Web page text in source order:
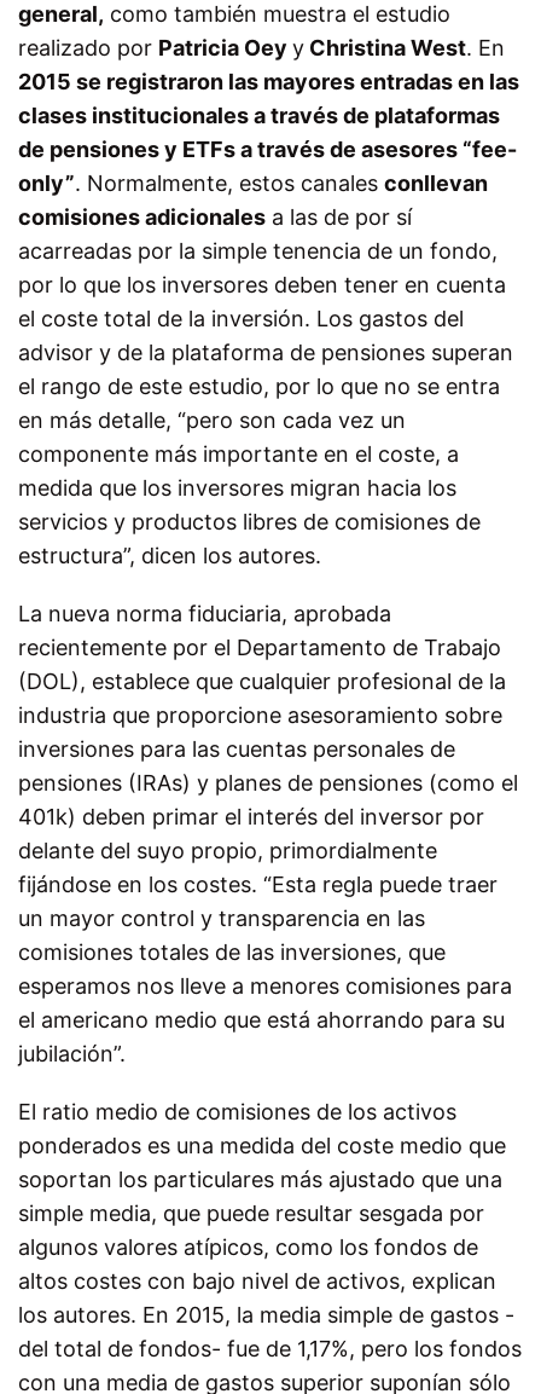
general, como también muestra el estudio
realizado por Patricia Oey y Christina West. En
2015 se registraron las mayores entradas en las
clases institucionales a través de plataformas
de pensiones y ETFs a través de asesores “fee-
only”. Normalmente, estos canales conllevan
comisiones adicionales a las de por sí
acarreadas por la simple tenencia de un fondo,
por lo que los inversores deben tener en cuenta
el coste total de la inversión. Los gastos del
advisor y de la plataforma de pensiones superan
el rango de este estudio, por lo que no se entra
en más detalle, “pero son cada vez un
componente más importante en el coste, a
medida que los inversores migran hacia los
servicios y productos libres de comisiones de
estructura”, dicen los autores.
La nueva norma fiduciaria, aprobada
recientemente por el Departamento de Trabajo
(DOL), establece que cualquier profesional de la
industria que proporcione asesoramiento sobre
inversiones para las cuentas personales de
pensiones (IRAs) y planes de pensiones (como el
401k) deben primar el interés del inversor por
delante del suyo propio, primordialmente
fijándose en los costes. “Esta regla puede traer
un mayor control y transparencia en las
comisiones totales de las inversiones, que
esperamos nos lleve a menores comisiones para
el americano medio que está ahorrando para su
jubilación”.
El ratio medio de comisiones de los activos
ponderados es una medida del coste medio que
soportan los particulares más ajustado que una
simple media, que puede resultar sesgada por
algunos valores atípicos, como los fondos de
altos costes con bajo nivel de activos, explican
los autores. En 2015, la media simple de gastos -
del total de fondos- fue de 1,17%, pero los fondos
con una media de gastos superior suponían sólo